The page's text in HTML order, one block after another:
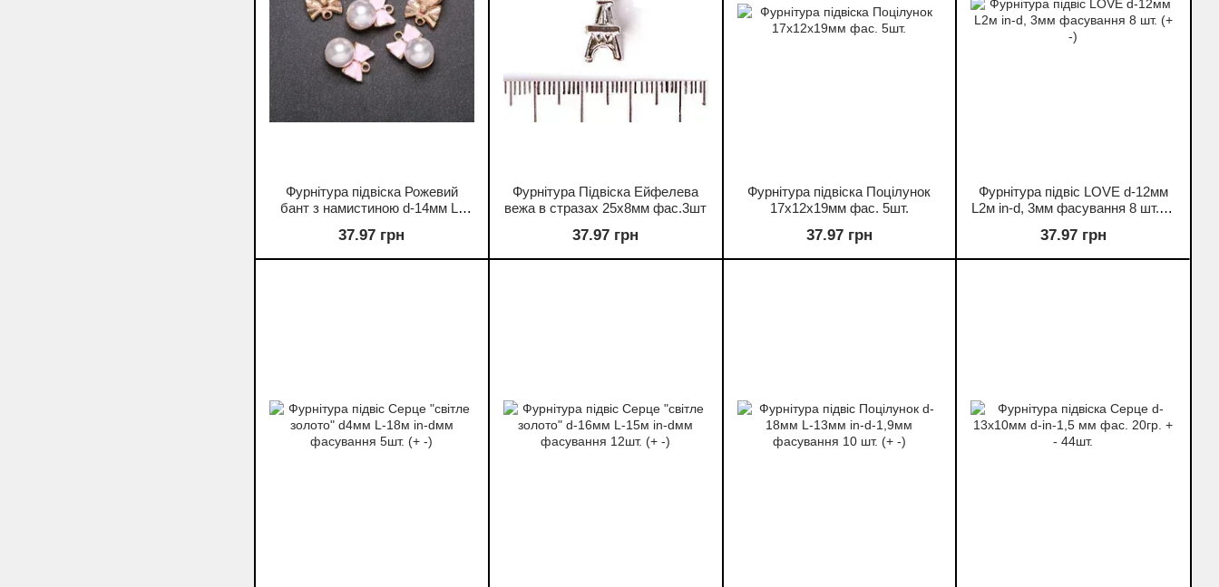
Фурнітура підвіска Рожевий
бант з намистиною d-14мм L-
6шт.
37.97 грн
Фурнітура Підвіска Ейфелева
вежа в стразах 25х8мм фас.3шт
37.97 грн
Фурнітура підвіска Поцілунок
17х12х19мм фас. 5шт.
37.97 грн
Фурнітура підвіс LOVE d-12мм
L2м in-d, 3мм фасування 8 шт. (+
37.97 грн